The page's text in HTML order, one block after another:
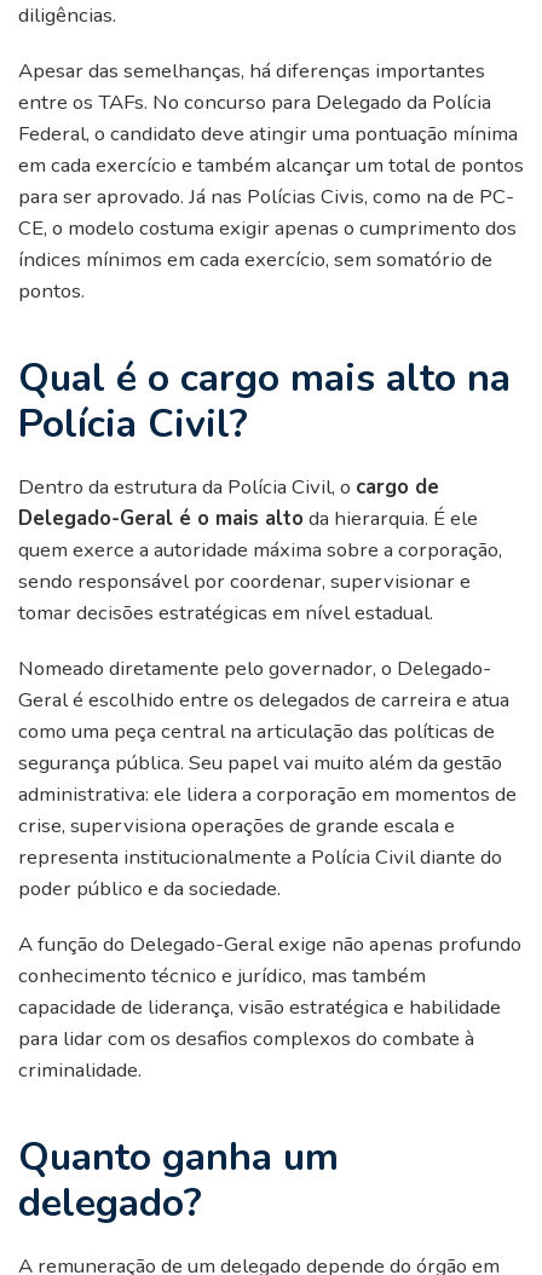
diligências.
Apesar das semelhanças, há diferenças importantes
entre os TAFs. No concurso para Delegado da Polícia
Federal, o candidato deve atingir uma pontuação mínima
em cada exercício e também alcançar um total de pontos
para ser aprovado. Já nas Polícias Civis, como na de PC-
CE, o modelo costuma exigir apenas o cumprimento dos
índices mínimos em cada exercício, sem somatório de
pontos.
Qual é o cargo mais alto na
Polícia Civil?
Dentro da estrutura da Polícia Civil, o cargo de
Delegado-Geral é o mais alto da hierarquia. É ele
quem exerce a autoridade máxima sobre a corporação,
sendo responsável por coordenar, supervisionar e
tomar decisões estratégicas em nível estadual.
Nomeado diretamente pelo governador, o Delegado-
Geral é escolhido entre os delegados de carreira e atua
como uma peça central na articulação das políticas de
segurança pública. Seu papel vai muito além da gestão
administrativa: ele lidera a corporação em momentos de
crise, supervisiona operações de grande escala e
representa institucionalmente a Polícia Civil diante do
poder público e da sociedade.
A função do Delegado-Geral exige não apenas profundo
conhecimento técnico e jurídico, mas também
capacidade de liderança, visão estratégica e habilidade
para lidar com os desafios complexos do combate à
criminalidade.
Quanto ganha um
delegado?
A remuneração de um delegado depende do órgão em